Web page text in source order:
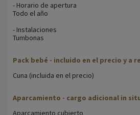
- Horario de apertura
Todo el año
- Instalaciones
Tumbonas
Pack bebé - incluido en el precio y a
Cuna (incluida en el precio)
Aparcamiento - cargo adicional in
Aparcamiento cubierto